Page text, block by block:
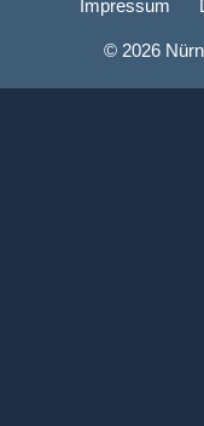
Impressum
© 2026